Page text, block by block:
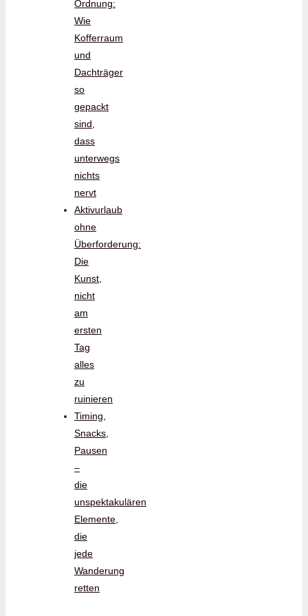
Ordnung:
Wie
Kofferraum
und
Dachträger
so
gepackt
sind,
dass
unterwegs
nichts
nervt
Aktivurlaub
ohne
Überforderung:
Die
Kunst,
nicht
am
ersten
Tag
alles
zu
ruinieren
Timing,
Snacks,
Pausen
–
die
unspektakulären
Elemente,
die
jede
Wanderung
retten